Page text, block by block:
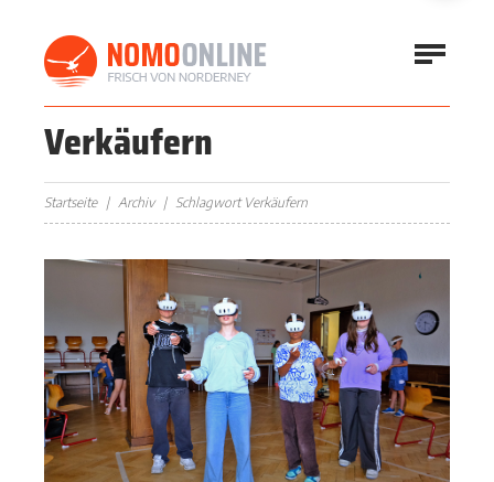
Verkäufern
Startseite Archiv Schlagwort Verkäufern